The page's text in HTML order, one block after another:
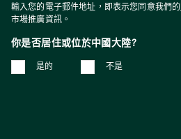
輸入您的電子郵件地址，即表示您同意我們的
市場推廣資訊。
你是否居住或位於中國大陸?
是的 不是